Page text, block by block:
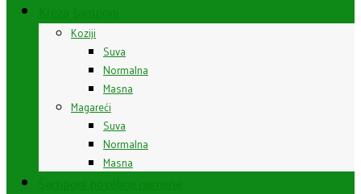
Koziji
Suva
Normalna
Masna
Magareći
Suva
Normalna
Masna